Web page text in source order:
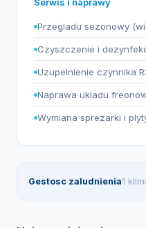
Przegladu sezonowy
Czyszczenie i
Uzupelnienie czynnika
Naprawa ukladu
Wymiana sprezarki i
Gestosc zaludnienia1